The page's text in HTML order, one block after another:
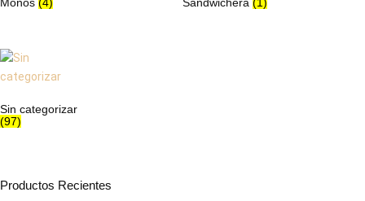
Sin categorizar
(97)
Productos Recientes